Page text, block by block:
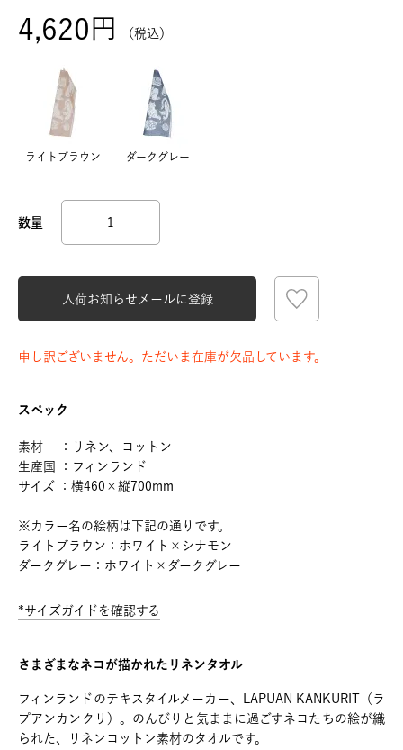
4,620 税込
ライトブラウン ダークグレー
入荷お知らせメールに登録
申し訳ございません。ただいま在庫が欠品しています。
スペック
素材 ：リネン、コットン
生産国 ：フィンランド
サイズ ：横460×縦700mm
※カラー名の絵柄は下記の通りです。
ライトブラウン：ホワイト×シナモン
ダークグレー：ホワイト×ダークグレー
*サイズガイドを確認する
さまざまなネコが描かれたリネンタオル
フィンランドのテキスタイルメーカー、LAPUAN KANKURIT（ラ
プアンカンクリ）。のんびりと気ままに過ごすネコたちの絵が織
られた、リネンコットン素材のタオルです。